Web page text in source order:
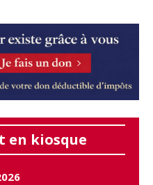
en kiosque